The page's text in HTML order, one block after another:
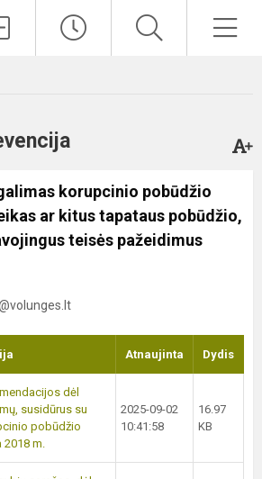
korupcinio pobūdžio
ar kitus tapataus pobūdžio,
teisės pažeidimus
Atnaujinta Dydis
dėl
susidūrus su
pobūdžio
2018 m.
2025-09-02
10:41:58
16.97
KB